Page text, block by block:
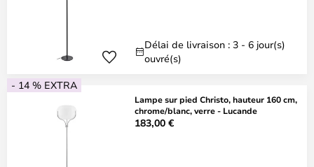
Délai de livraison : 3 - 6 jour(s)
ouvré(s)
- 14 % EXTRA
Lampe sur pied Christo, hauteur 160 cm,
chrome/blanc, verre - Lucande
183,00 €